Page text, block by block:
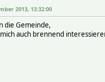
2013, 13:32:00
die Gemeinde,
auch brennend